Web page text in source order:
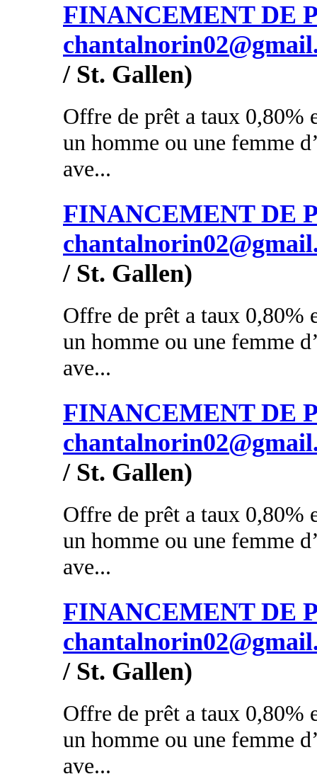
FINANCEMENT DE
/ St. Gallen)
Offre de prêt a taux 0,80%
un homme ou une femme
ave...
FINANCEMENT DE
/ St. Gallen)
Offre de prêt a taux 0,80%
un homme ou une femme
ave...
FINANCEMENT DE
/ St. Gallen)
Offre de prêt a taux 0,80%
un homme ou une femme
ave...
FINANCEMENT DE
/ St. Gallen)
Offre de prêt a taux 0,80%
un homme ou une femme
ave...